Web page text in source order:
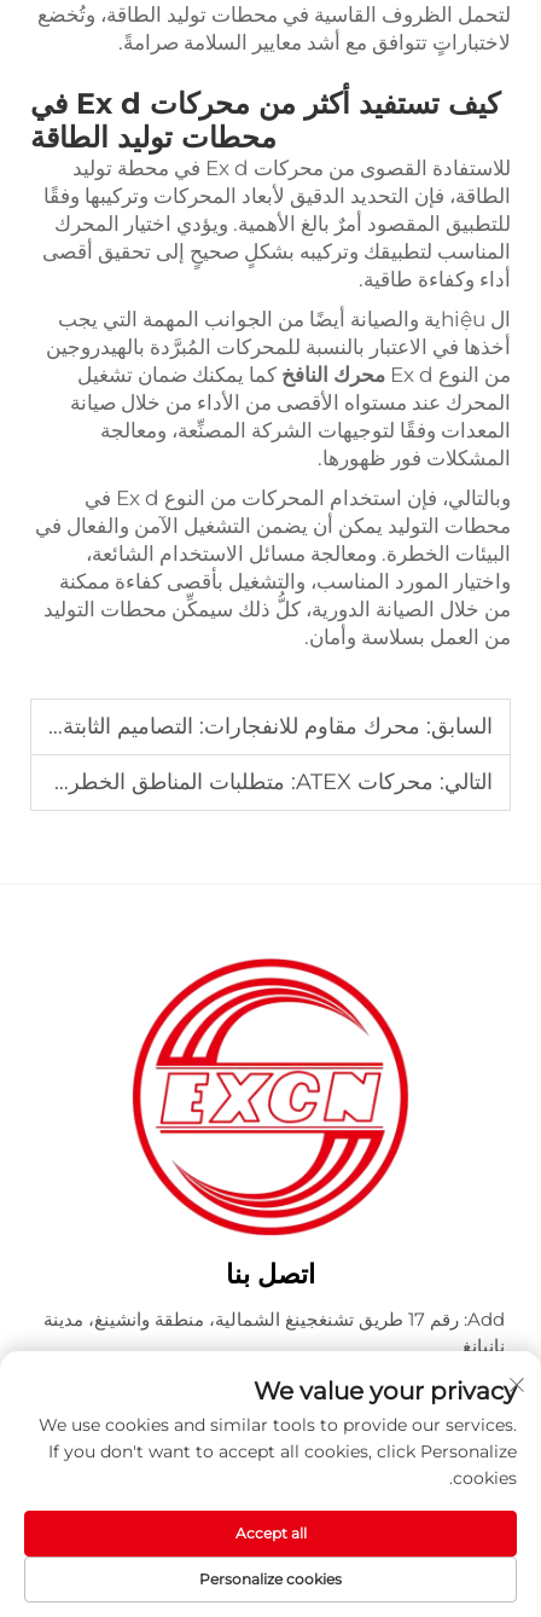
لتحمل الظروف القاسية في محطات توليد الطاقة، وتُخضع
لاختباراتٍ تتوافق مع أشد معايير السلامة صرامةً.
كيف تستفيد أكثر من محركات Ex d في
محطات توليد الطاقة
للاستفادة القصوى من محركات Ex d في محطة توليد
الطاقة، فإن التحديد الدقيق لأبعاد المحركات وتركيبها وفقًا
للتطبيق المقصود أمرٌ بالغ الأهمية. ويؤدي اختيار المحرك
المناسب لتطبيقك وتركيبه بشكلٍ صحيحٍ إلى تحقيق أقصى
أداء وكفاءة طاقية.
ال hiệuية والصيانة أيضًا من الجوانب المهمة التي يجب
أخذها في الاعتبار بالنسبة للمحركات المُبرَّدة بالهيدروجين
من النوع Ex d
محرك النافخ كما يمكنك ضمان تشغيل
المحرك عند مستواه الأقصى من الأداء من خلال صيانة
المعدات وفقًا لتوجيهات الشركة المصنِّعة، ومعالجة
المشكلات فور ظهورها.
وبالتالي، فإن استخدام المحركات من النوع Ex d في
محطات التوليد يمكن أن يضمن التشغيل الآمن والفعال في
البيئات الخطرة. ومعالجة مسائل الاستخدام الشائعة،
واختيار المورد المناسب، والتشغيل بأقصى كفاءة ممكنة
من خلال الصيانة الدورية، كلُّ ذلك سيمكِّن محطات التوليد
من العمل بسلاسة وأمان.
السابق: محرك مقاوم للانفجارات: التصاميم الثابتة مقابل التصاميم الديناميكية للإغلاقات
التالي: محركات ATEX: متطلبات المناطق الخطرة – المنطقة 1 مقابل المنطقة 2
اتصل بنا
Add: رقم 17 طريق تشنغجينغ الشمالية، منطقة وانشينغ، مدينة
نانيانغ
هاتف:+86-400-0491-999
البريد الإلكتروني:[email protected]
حقوق النشر © نانьянغ إكسبلوشن بروف وايت موتور المحدودة.
جميع الحقوق محفوظة -سياسة الخصوصية
We value your privacy
We use cookies and similar tools to provide our services.
If you don't want to accept all cookies, click Personalize
cookies.
Personalize cookies
Accept all